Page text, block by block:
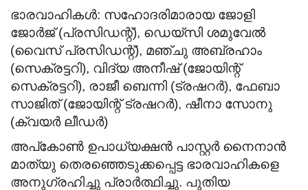
ഭാരവാഹികൾ: സഹോദരിമാരായ ജോളി
ജോർജ് (പ്രസിഡന്റ്), ഡെയ്‌സി ശമുവേൽ
(വൈസ് പ്രസിഡന്റ്), മഞ്ചു അബ്രഹാം
(സെക്രട്ടറി), വിദ്യ അനീഷ് (ജോയിന്റ്
സെക്രട്ടറി), രാജീ ബെന്നി (ട്രഷറർ), ഫേബാ
സാജിത് (ജോയിന്റ് ട്രഷറർ), ഷീനാ സോനു
(ക്വയർ ലീഡർ)
അപ്കോൺ ഉപാധ്യക്ഷൻ പാസ്റ്റർ നൈനാൻ
മാത്യു തെരഞ്ഞെടുക്കപ്പെട്ട ഭാരവാഹികളെ
അനുഗ്രഹിച്ചു പ്രാർത്ഥിച്ചു. പുതിയ